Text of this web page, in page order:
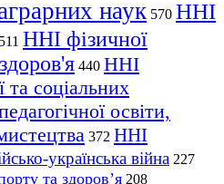
наук 570 ННІ
511 ННІ фізичної
440 ННІ
та соціальних
освіти,
372 ННІ
українська війна 227
та здоров’я 208